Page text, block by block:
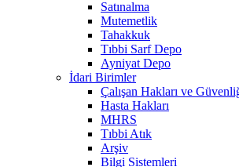
Satınalma
Mutemetlik
Tahakkuk
Tıbbi Sarf Depo
Ayniyat Depo
İdari Birimler
Çalışan Hakları ve
Hasta Hakları
MHRS
Tıbbi Atık
Arşiv
Bilgi Sistemleri